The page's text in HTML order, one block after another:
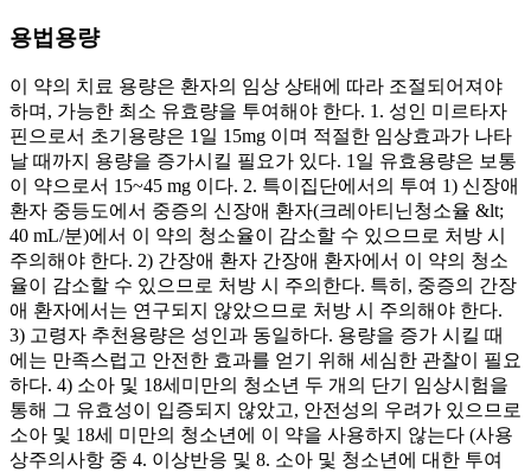
용법용량
이 약의 치료 용량은 환자의 임상 상태에 따라 조절되어져야
하며, 가능한 최소 유효량을 투여해야 한다. 1. 성인 미르타자
핀으로서 초기용량은 1일 15mg 이며 적절한 임상효과가 나타
날 때까지 용량을 증가시킬 필요가 있다. 1일 유효용량은 보통
이 약으로서 15~45 mg 이다. 2. 특이집단에서의 투여 1) 신장애
환자 중등도에서 중증의 신장애 환자(크레아티닌청소율 &lt;
40 mL/분)에서 이 약의 청소율이 감소할 수 있으므로 처방 시
주의해야 한다. 2) 간장애 환자 간장애 환자에서 이 약의 청소
율이 감소할 수 있으므로 처방 시 주의한다. 특히, 중증의 간장
애 환자에서는 연구되지 않았으므로 처방 시 주의해야 한다.
3) 고령자 추천용량은 성인과 동일하다. 용량을 증가 시킬 때
에는 만족스럽고 안전한 효과를 얻기 위해 세심한 관찰이 필요
하다. 4) 소아 및 18세미만의 청소년 두 개의 단기 임상시험을
통해 그 유효성이 입증되지 않았고, 안전성의 우려가 있으므로
소아 및 18세 미만의 청소년에 이 약을 사용하지 않는다 (사용
상주의사항 중 4. 이상반응 및 8. 소아 및 청소년에 대한 투여